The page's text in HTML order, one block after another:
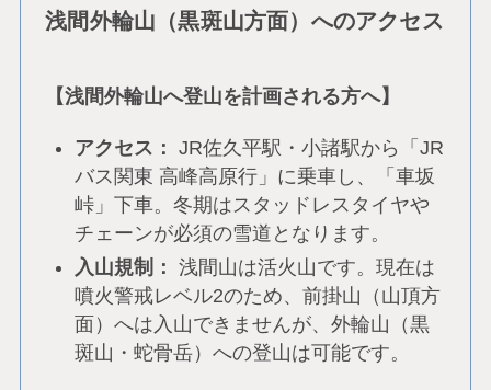
浅間外輪山（黒斑山方面）へのアクセス
【浅間外輪山へ登山を計画される方へ】
アクセス： JR佐久平駅・小諸駅から「JR
バス関東 高峰高原行」に乗車し、「車坂
峠」下車。冬期はスタッドレスタイヤや
チェーンが必須の雪道となります。
入山規制： 浅間山は活火山です。現在は
噴火警戒レベル2のため、前掛山（山頂方
面）へは入山できませんが、外輪山（黒
斑山・蛇骨岳）への登山は可能です。